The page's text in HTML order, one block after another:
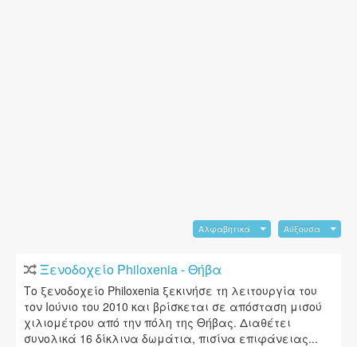
Αλφαβητικά Αύξουσα
Ξενοδοχείο Philoxenia - Θήβα
Το ξενοδοχείο Philoxenia ξεκινήσε τη λειτουργία του
τον Ιούνιο του 2010 και βρίσκεται σε απόσταση μισού
χιλιομέτρου από την πόλη της Θήβας. Διαθέτει
συνολικά 16 δίκλινα δωμάτια, πισίνα επιφάνειας...